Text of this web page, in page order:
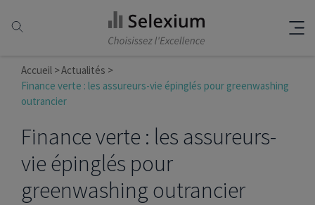
Accueil
Actualités
Finance verte : les assureurs-vie épinglés pour greenwashing
outrancier
Finance verte : les assureurs-
vie épinglés pour
greenwashing outrancier